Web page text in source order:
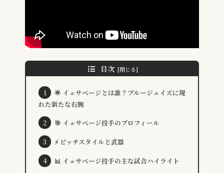
目次
🌟 イェサベージとは誰？ブルージェイズに現
れた新たな右腕
🎯 イェサベージ投手のプロフィール
⚡ ピッチスタイルと武器
📊 イェサベージ投手の主な試合ハイライト